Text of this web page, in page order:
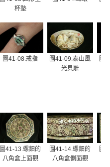
杯墊
圖41-08.戒指
圖41-09.泰山風
光貝雕
圖
圖41-13.螺鈿的
八角盒上面觀
圖41-14.螺鈿的
八角盒側面觀
圖